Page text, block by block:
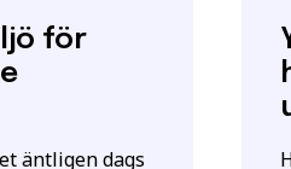
för
äntligen dags